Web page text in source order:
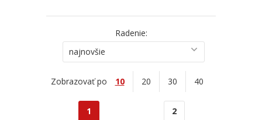
Radenie:
najnovšie
Zobrazovať po 10 20 30 40
1 2